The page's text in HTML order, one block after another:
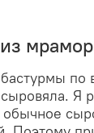
по
Я
обычное